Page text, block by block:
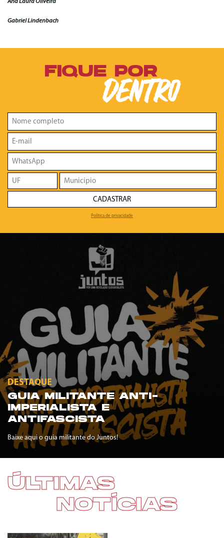
Gabriel Lindenbach
FIQUE POR
DENTRO
CADASTRAR
Política de privacidade
DESTAQUE
GUIA MILITANTE ANTI-
IMPERIALISTA E
ANTIFASCISTA
Baixe aqui o guia militante do Juntos!
ÚLTIMAS
NOTÍCIAS